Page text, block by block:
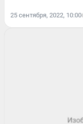
25 сентября, 2022, 10:00